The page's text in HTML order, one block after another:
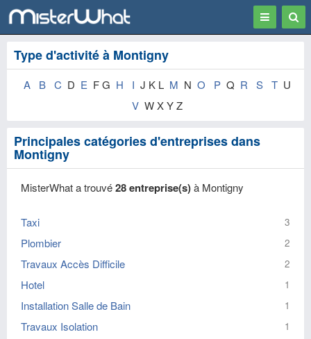
Toggle
Type d'activité à Montigny
A B C D E F G H I J K L M N O P Q R S T U
V W X Y Z
Principales catégories d'entreprises dans
Montigny
MisterWhat a trouvé28 entreprise(s)à Montigny
Taxi 3
Plombier 2
Travaux Accès Difficile 2
Hotel 1
Installation Salle de Bain 1
Travaux Isolation 1